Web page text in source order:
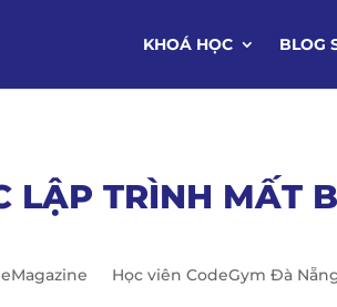
KHOÁ HỌC BLOG
LẬP TRÌNH MẤT
eMagazine Học viên CodeGym Đà